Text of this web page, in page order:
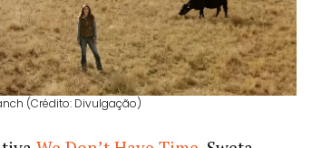
(Crédito: Divulgação)